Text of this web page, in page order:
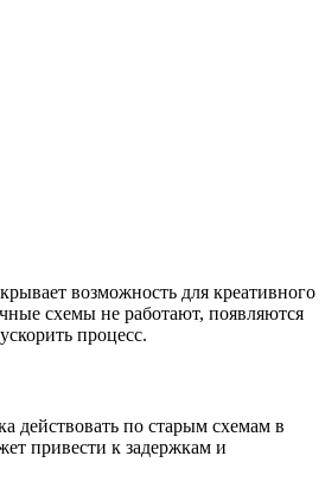
возможность для креативного
схемы не работают, появляются
процесс.
действовать по старым схемам в
привести к задержкам и